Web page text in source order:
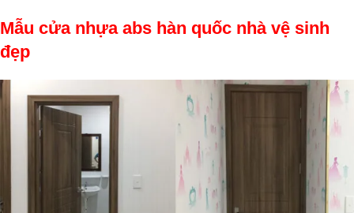
Mẫu cửa nhựa abs hàn quốc nhà vệ sinh
đẹp